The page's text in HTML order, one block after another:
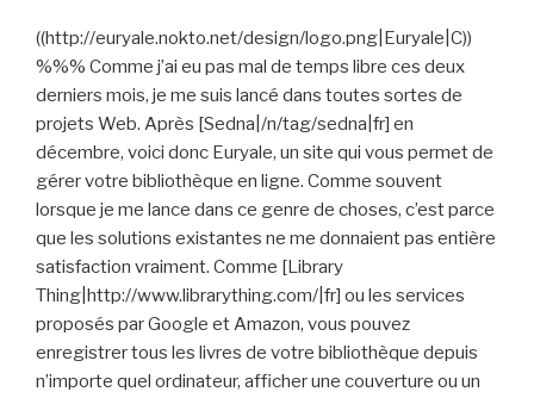
((http://euryale.nokto.net/design/logo.png|Euryale|C))
%%% Comme j’ai eu pas mal de temps libre ces deux
derniers mois, je me suis lancé dans toutes sortes de
projets Web. Après [Sedna|/n/tag/sedna|fr] en
décembre, voici donc Euryale, un site qui vous permet de
gérer votre bibliothèque en ligne. Comme souvent
lorsque je me lance dans ce genre de choses, c’est parce
que les solutions existantes ne me donnaient pas entière
satisfaction vraiment. Comme [Library
Thing|http://www.librarything.com/|fr] ou les services
proposés par Google et Amazon, vous pouvez
enregistrer tous les livres de votre bibliothèque depuis
n’importe quel ordinateur, afficher une couverture ou un